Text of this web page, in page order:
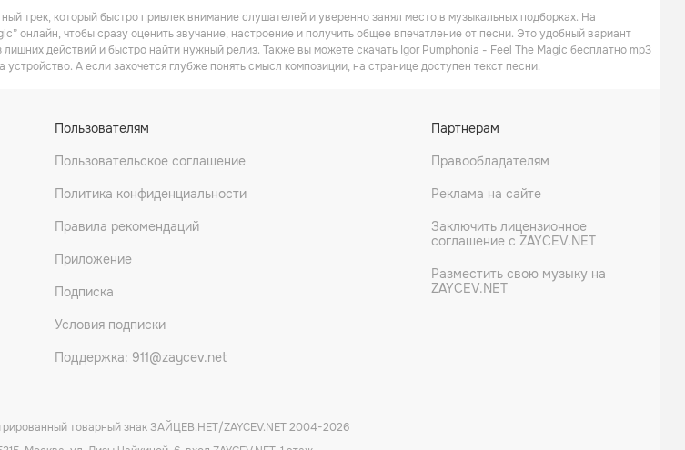
трек, который быстро привлек внимание слушателей и уверенно занял место в музыкальных подборках. На
онлайн, чтобы сразу оценить звучание, настроение и получить общее впечатление от песни. Это удобный вариант
лишних действий и быстро найти нужный релиз. Также вы можете скачать Igor Pumphonia - Feel The Magic бесплатно mp3
А если захочется глубже понять смысл композиции, на странице доступен текст песни.
Пользователям
Пользовательское соглашение
Политика конфиденциальности
Правила рекомендаций
Приложение
Подписка
Условия подписки
Поддержка: 911@zaycev.net
Партнерам
Правообладателям
Реклама на сайте
Заключить лицензионное
соглашение с ZAYCEV.NET
Разместить свою музыку на
ZAYCEV.NET
товарный знак ЗАЙЦЕВ.НЕТ/ZAYCEV.NET 2004-2026